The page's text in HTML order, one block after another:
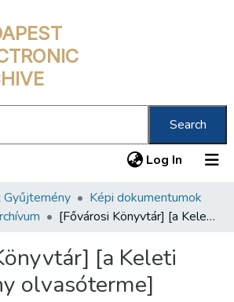
Search
Log In (current)
Gyűjtemény
Képi dokumentumok
[Fővárosi Könyvtár] [a Keleti Gyűjtemény olvasóterme]
[a Keleti
olvasóterme]